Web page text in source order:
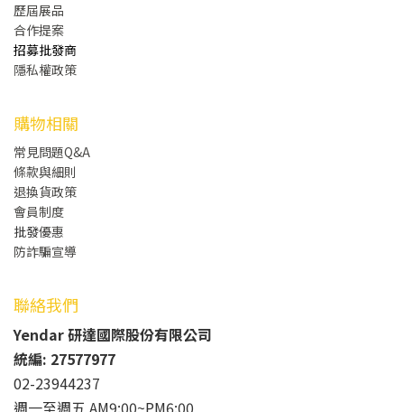
歷屆展品
合作提案
招募批發商
隱私權政策
購物相關
常見問題Q&A
條款與細則
退換貨政策
會員制度
批發優惠
防詐騙宣導
聯絡我們
Yendar 研達國際股份有限公司
統編: 27577977
02-23944237
週一至週五 AM9:00~PM6:00